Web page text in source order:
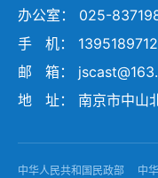
办公室： 025-
手 机：
邮 箱：
地 址： 南京市中山
中华人民共和国民政部 中